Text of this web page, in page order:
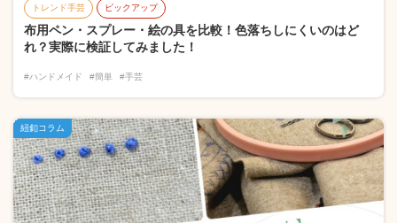
トレンド手芸 ピックアップ
布用ペン・スプレー・絵の具を比較！色落ちしにくいのはど
れ？実際に検証してみました！
#ハンドメイド #簡単 #手芸
紐釦コラム